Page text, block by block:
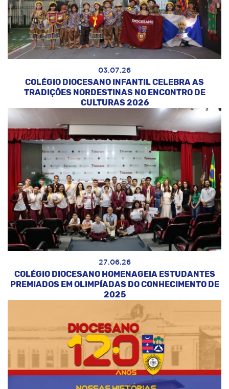
03.07.26
COLÉGIO DIOCESANO INFANTIL CELEBRA AS
TRADIÇÕES NORDESTINAS NO ENCONTRO DE
CULTURAS 2026
27.06.26
COLÉGIO DIOCESANO HOMENAGEIA ESTUDANTES
PREMIADOS EM OLIMPÍADAS DO CONHECIMENTO DE
2025